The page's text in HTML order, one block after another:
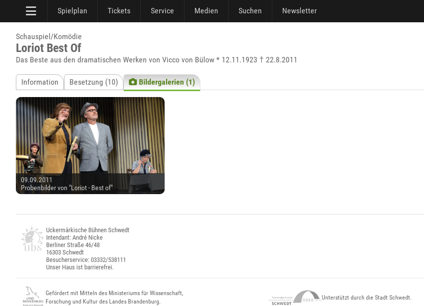
Spielplan Tickets Service Medien Suchen Newsletter
Schauspiel/Komödie
Loriot Best Of
Das Beste aus den dramatischen Werken von Vicco von Bülow * 12.11.1923 † 22.8.2011
Information Besetzung (10) Bildergalerien (1)
09.09.2011
Probenbilder von "Loriot - Best of"
Uckermärkische Bühnen Schwedt
Intendant: André Nicke
Berliner Straße 46/48
16303 Schwedt
Besucherservice: 03332/538111
Unser Haus ist barrierefrei.
Gefördert mit Mitteln des Ministeriums für Wissenschaft,
Forschung und Kultur des Landes Brandenburg.
Unterstützt durch die Stadt Schwedt.